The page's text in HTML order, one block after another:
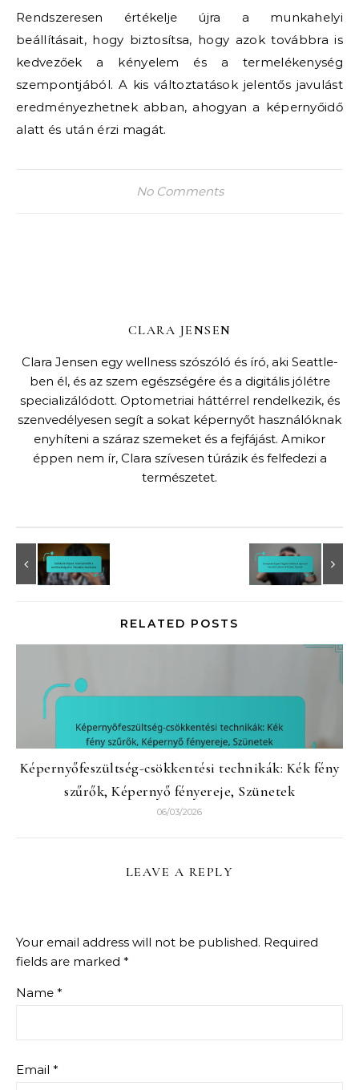
Rendszeresen értékelje újra a munkahelyi
beállításait, hogy biztosítsa, hogy azok továbbra is
kedvezőek a kényelem és a termelékenység
szempontjából. A kis változtatások jelentős javulást
eredményezhetnek abban, ahogyan a képernyőidő
alatt és után érzi magát.
No Comments
CLARA JENSEN
Clara Jensen egy wellness szószóló és író, aki Seattle-
ben él, és az szem egészségére és a digitális jólétre
specializálódott. Optometriai háttérrel rendelkezik, és
szenvedélyesen segít a sokat képernyőt használóknak
enyhíteni a száraz szemeket és a fejfájást. Amikor
éppen nem ír, Clara szívesen túrázik és felfedezi a
természetet.
RELATED POSTS
Képernyőfeszültség-csökkentési technikák: Kék fény
szűrők, Képernyő fényereje, Szünetek
06/03/2026
LEAVE A REPLY
Your email address will not be published. Required
fields are marked *
Name *
Email *